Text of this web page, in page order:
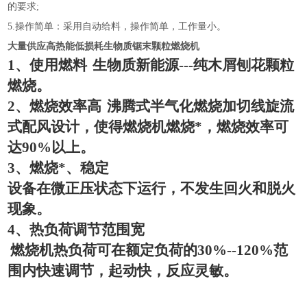
的要求;
5.操作简单：采用自动给料，操作简单，工作量小。
大量供应高热能低损耗生物质锯末颗粒燃烧机
1、使用燃料 生物质新能源---纯木屑刨花颗粒
燃烧。
2、燃烧效率高 沸腾式半气化燃烧加切线旋流
式配风设计，使得燃烧机燃烧*，燃烧效率可
达90%以上。
3、燃烧*、稳定
设备在微正压状态下运行，不发生回火和脱火
现象。
4、热负荷调节范围宽
燃烧机热负荷可在额定负荷的30%--120%范
围内快速调节，起动快，反应灵敏。